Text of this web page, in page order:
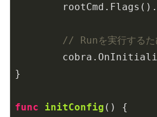
// Runを実行するた
}
func initConfig ()
{